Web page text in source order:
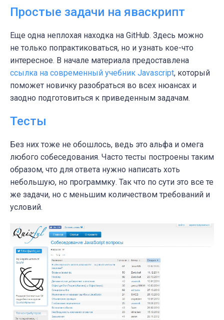
Простые задачи на яваскрипт
Еще одна неплохая находка на GitHub. Здесь можно
не только попрактиковаться, но и узнать кое-что
интересное. В начале материала предоставлена
ссылка на современный учебник Javascript, который
поможет новичку разобраться во всех нюансах и
заодно подготовиться к приведенным задачам.
Тесты
Без них тоже не обошлось, ведь это альфа и омега
любого собеседования. Часто тесты построены таким
образом, что для ответа нужно написать хоть
небольшую, но программку. Так что по сути это все те
же задачи, но с меньшим количеством требований и
условий.